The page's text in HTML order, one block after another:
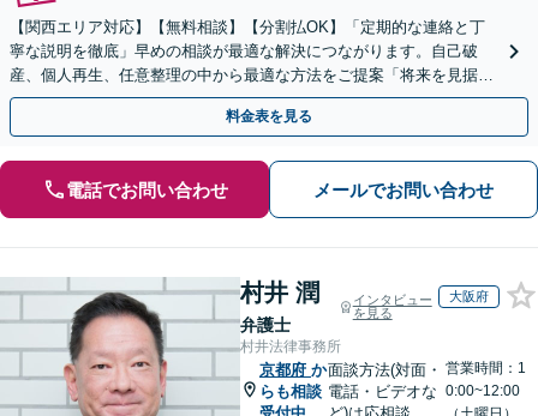
【関西エリア対応】【無料相談】【分割払OK】「定期的な連絡と丁
寧な説明を徹底」早めの相談が最適な解決につながります。自己破
産、個人再生、任意整理の中から最適な方法をご提案「将来を見据え
た生活再建のサポートが充実」【完全個室相談】
料金表を見る
電話でお問い合わせ メールでお問い合わせ
村井 潤
弁護士
インタビュー
を見る
大阪府
村井法律事務所
京都府 か
らも相談
受付中
面談方法(対面・
電話・ビデオな
ど)は応相談
営業時間：1
0:00~12:00